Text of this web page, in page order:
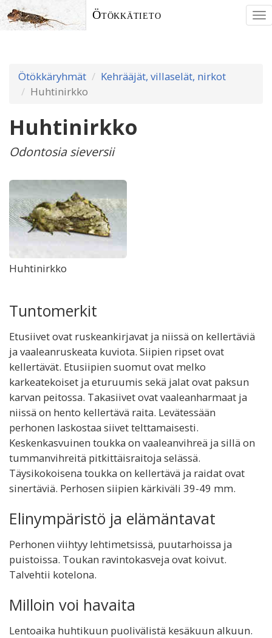
Ötökkätieto
Ötökkäryhmät
Kehrääjät, villaselät, nirkot
Huhtinirkko
Huhtinirkko
Odontosia sieversii
Huhtinirkko
Tuntomerkit
Etusiivet ovat ruskeankirjavat ja niissä on kellertäviä
ja vaaleanruskeata kuviota. Siipien ripset ovat
kellertävät. Etusiipien suomut ovat melko
karkeatekoiset ja eturuumis sekä jalat ovat paksun
karvan peitossa. Takasiivet ovat vaaleanharmaat ja
niissä on hento kellertävä raita. Levätessään
perhonen laskostaa siivet telttamaisesti.
Keskenkasvuinen toukka on vaaleanvihreä ja sillä on
tummanvihreitä pitkittäisraitoja selässä.
Täysikokoisena toukka on kellertävä ja raidat ovat
sinertäviä. Perhosen siipien kärkiväli 39-49 mm.
Elinympäristö ja elämäntavat
Perhonen viihtyy lehtimetsissä, puutarhoissa ja
puistoissa. Toukan ravintokasveja ovat koivut.
Talvehtii kotelona.
Milloin voi havaita
Lentoaika huhtikuun puolivälistä kesäkuun alkuun.